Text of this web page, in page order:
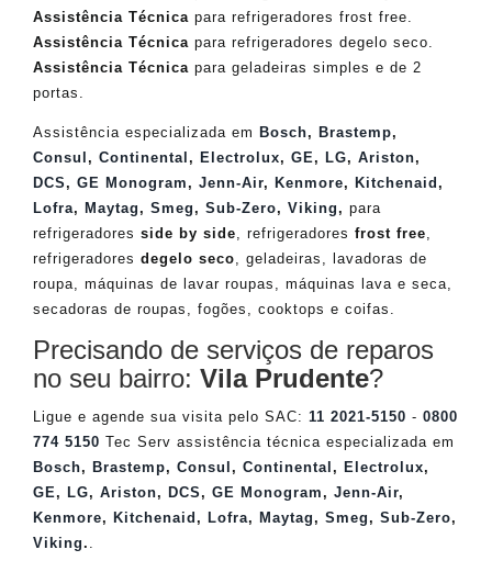
Assistência Técnica para refrigeradores frost free.
Assistência Técnica para refrigeradores degelo seco.
Assistência Técnica para geladeiras simples e de 2
portas.
Assistência especializada em Bosch, Brastemp,
Consul , Continental , Electrolux, GE, LG, Ariston,
DCS , GE Monogram , Jenn-Air, Kenmore, Kitchenaid ,
Lofra, Maytag , Smeg , Sub-Zero, Viking , para
refrigeradores side by side, refrigeradores frost free,
refrigeradores degelo seco, geladeiras, lavadoras de
roupa, máquinas de lavar roupas, máquinas lava e seca,
secadoras de roupas, fogões, cooktops e coifas.
Precisando de serviços de reparos
no seu bairro: Vila Prudente?
Ligue e agende sua visita pelo SAC: 11 2021-5150 - 0800
774 5150 Tec Serv assistência técnica especializada em
Bosch, Brastemp, Consul , Continental , Electrolux,
GE, LG, Ariston, DCS , GE Monogram , Jenn-Air,
Kenmore, Kitchenaid , Lofra, Maytag , Smeg , Sub-Zero,
Viking. .